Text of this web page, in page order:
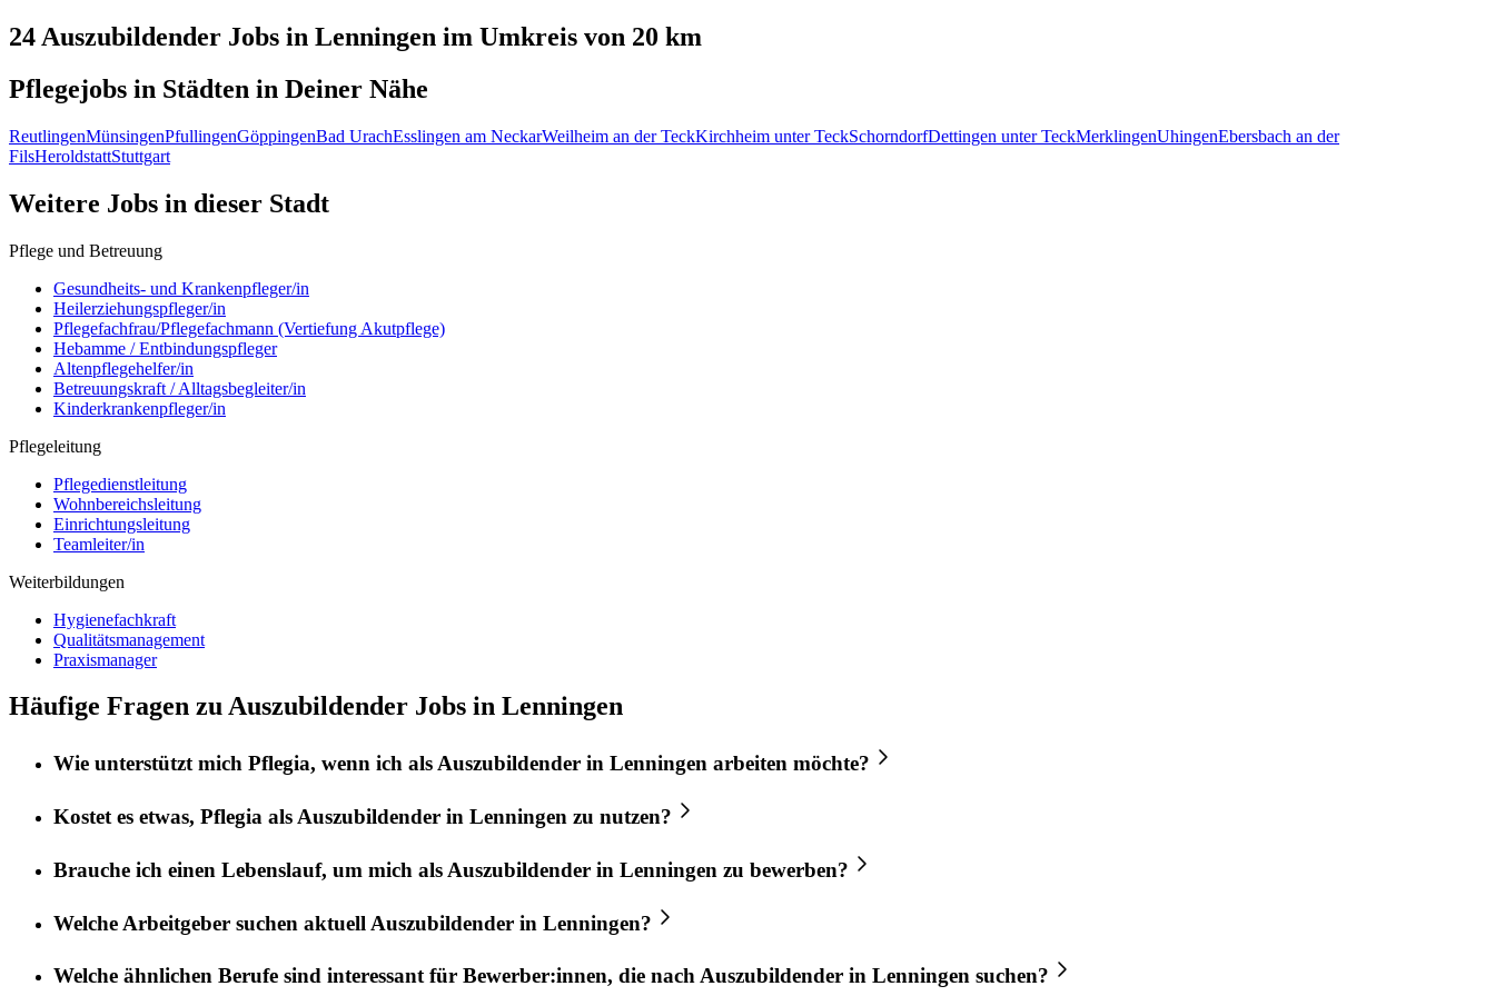
24 Auszubildender Jobs in Lenningen im Umkreis von 20 km
Pflegejobs in Städten in Deiner Nähe
ReutlingenMünsingenPfullingenGöppingenBad UrachEsslingen am NeckarWeilheim an der TeckKirchheim unter TeckSchorndorfDettingen unter TeckMerklingenUhingenEbersbach an der
FilsHeroldstattStuttgart
Weitere Jobs in dieser Stadt
Pflege und Betreuung
Gesundheits- und Krankenpfleger/in
Heilerziehungspfleger/in
Pflegefachfrau/Pflegefachmann (Vertiefung Akutpflege)
Hebamme / Entbindungspfleger
Altenpflegehelfer/in
Betreuungskraft / Alltagsbegleiter/in
Kinderkrankenpfleger/in
Pflegeleitung
Pflegedienstleitung
Wohnbereichsleitung
Einrichtungsleitung
Teamleiter/in
Weiterbildungen
Hygienefachkraft
Qualitätsmanagement
Praxismanager
Häufige Fragen zu Auszubildender Jobs in Lenningen
Wie unterstützt mich Pflegia, wenn ich alsAuszubildender in Lenningen arbeiten möchte?
Kostet es etwas, Pflegia als Auszubildender in Lenningen zu nutzen?
Brauche ich einen Lebenslauf, um mich als Auszubildender in Lenningen zu bewerben?
Welche Arbeitgeber suchen aktuell Auszubildender in Lenningen?
Welche ähnlichen Berufe sind interessant für Bewerber:innen, die nachAuszubildender in Lenningen suchen?